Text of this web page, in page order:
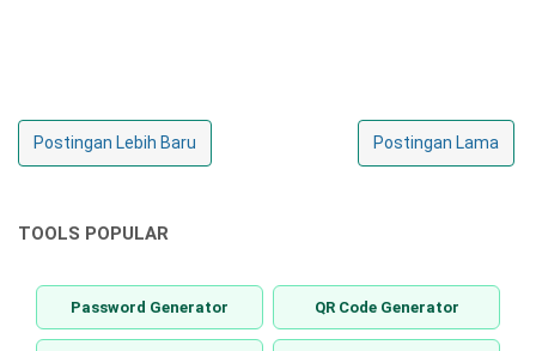
Postingan Lebih Baru Postingan Lama
TOOLS POPULAR
Password Generator QR Code Generator